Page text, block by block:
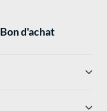
Bon d'achat